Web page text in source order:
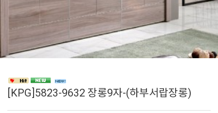
[KPG]5823-9632 장롱9자-(하부서랍장롱)